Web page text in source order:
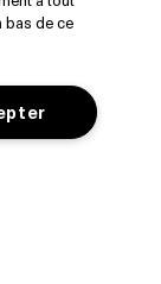
bas de ce